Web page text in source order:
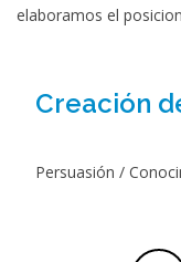
elaboramos el
Creación
Persuasión /